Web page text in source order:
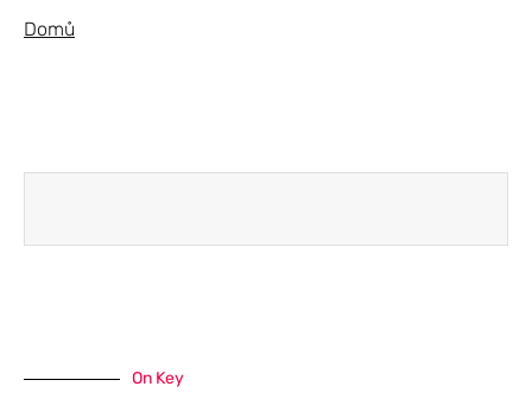
Domů
On Key